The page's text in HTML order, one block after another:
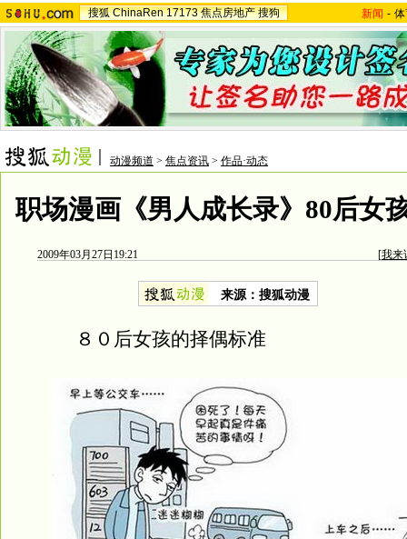
搜狐 ChinaRen 17173 焦点房地产 搜狗 新闻 -
动漫频道 > 焦点资讯 > 作品·动态
职场漫画《男人成长录》80后女
2009年03月27日19:21 [我来
来源：搜狐动漫
８０后女孩的择偶标准